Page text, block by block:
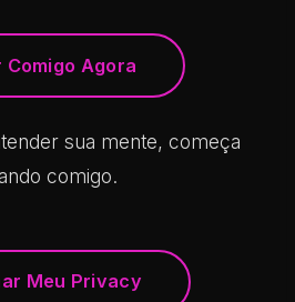
Comigo Agora
sua mente, começa
comigo.
Meu Privacy